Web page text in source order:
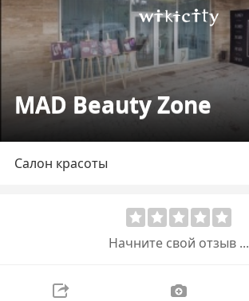
Викисити
MAD Beauty Zone
Салон красоты
Начните свой отзыв ...